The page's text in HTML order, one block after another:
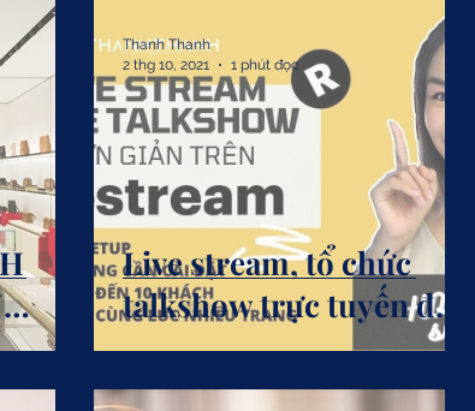
Live stream, tổ chức
talkshow trực tuyến đơn
giản với Restream
Thanh Thanh
2 thg 10, 2021
1 phút đọc